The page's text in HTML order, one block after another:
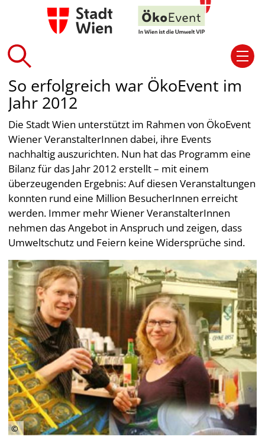
So erfolgreich war ÖkoEvent im
Jahr 2012
Die Stadt Wien unterstützt im Rahmen von ÖkoEvent
Wiener VeranstalterInnen dabei, ihre Events
nachhaltig auszurichten. Nun hat das Programm eine
Bilanz für das Jahr 2012 erstellt – mit einem
überzeugenden Ergebnis: Auf diesen Veranstaltungen
konnten rund eine Million BesucherInnen erreicht
werden. Immer mehr Wiener VeranstalterInnen
nehmen das Angebot in Anspruch und zeigen, dass
Umweltschutz und Feiern keine Widersprüche sind.